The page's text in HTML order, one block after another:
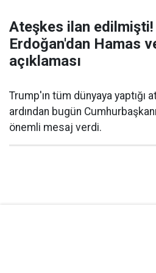
Ateşkes ilan edilmişti!
Erdoğan'dan Hamas
açıklaması
Trump'ın tüm dünyaya yaptığı
ardından bugün
önemli mesaj verdi.